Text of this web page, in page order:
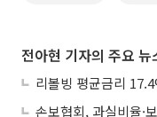
전아현 기자의 주요 뉴